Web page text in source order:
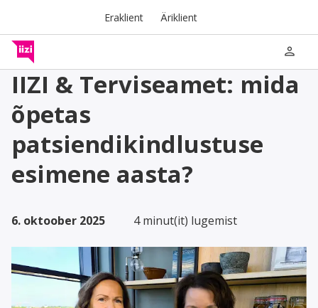
Eraklient Äriklient
person
IIZI & Terviseamet: mida
õpetas
patsiendikindlustuse
esimene aasta?
6. oktoober 2025 4 minut(it) lugemist